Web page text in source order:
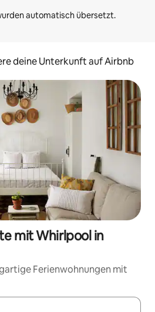
deine Unterkunft auf Airbnb
mit Whirlpool in
Ferienwohnungen mit